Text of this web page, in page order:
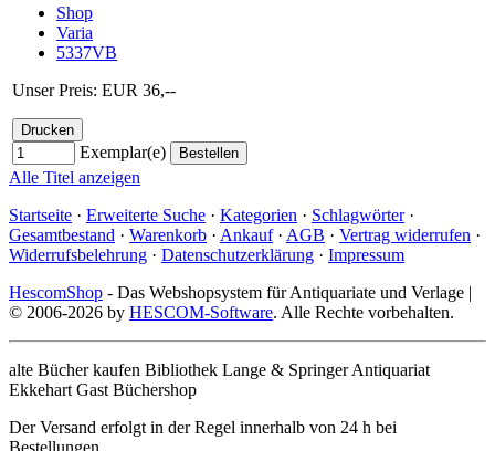
Shop
Varia
5337VB
Unser Preis: EUR 36,--
Exemplar(e)
Alle Titel anzeigen
Startseite · Erweiterte Suche · Kategorien · Schlagwörter·
Gesamtbestand · Warenkorb · Ankauf· AGB · Vertrag widerrufen ·
Widerrufsbelehrung · Datenschutzerklärung · Impressum
HescomShop - Das Webshopsystem für Antiquariate und Verlage |
© 2006-2026 by HESCOM-Software. Alle Rechte vorbehalten.
alte Bücher kaufen Bibliothek Lange & Springer Antiquariat
Ekkehart Gast Büchershop
Der Versand erfolgt in der Regel innerhalb von 24 h bei
Bestellungen.